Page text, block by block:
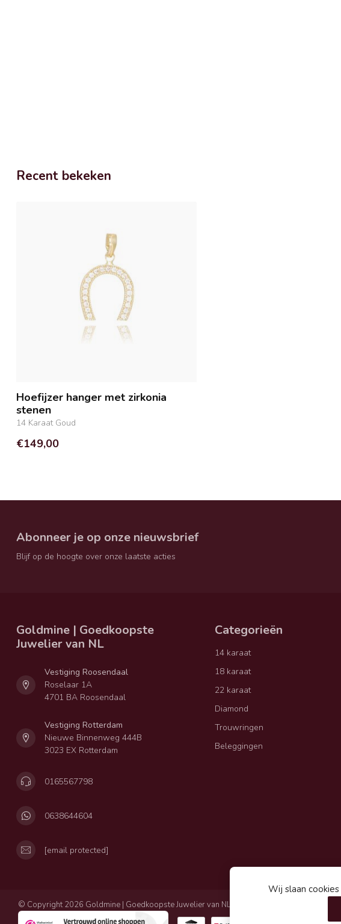
Recent bekeken
Hoefijzer hanger met zirkonia
stenen
14 Karaat Goud
€149,00
Abonneer je op onze nieuwsbrief
Blijf op de hoogte over onze laatste acties
Goldmine | Goedkoopste
Juwelier van NL
Vestiging Roosendaal
Roselaar 1A
4701 BA Roosendaal
Vestiging Rotterdam
Nieuwe Binnenweg 444B
3023 EX Rotterdam
0165567798
0638644604
[email protected]
Categorieën
14 karaat
18 karaat
22 karaat
Diamond
Trouwringen
Beleggingen
© Copyright 2026 Goldmine | Goedkoopste Juwelier van NL
Wij slaan